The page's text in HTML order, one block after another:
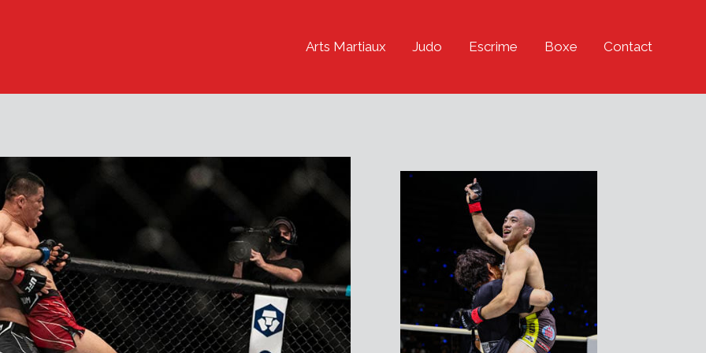
Arts Martiaux Judo Escrime Boxe Contact